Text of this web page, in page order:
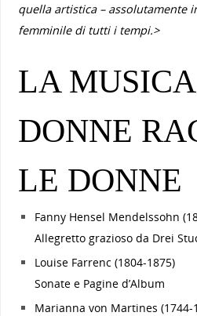
quella artistica – assolutamente
femminile di tutti i tempi.>
LA
DONNE
LE DONNE
Fanny Hensel Mendelssohn
Allegretto grazioso da Drei
Louise Farrenc (1804-1875)
Sonate e Pagine d’Album
Marianna von Martines (1744-